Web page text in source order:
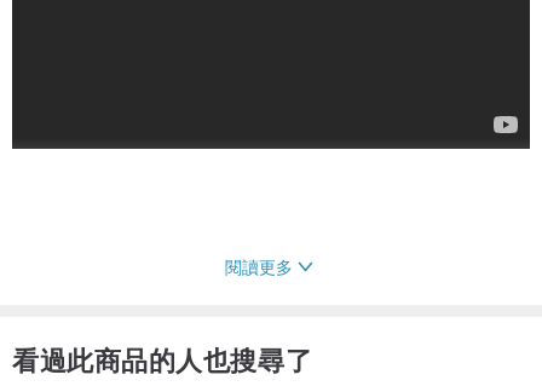
閱讀更多
看過此商品的人也搜尋了